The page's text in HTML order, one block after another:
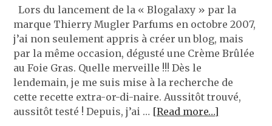
Lors du lancement de la « Blogalaxy » par la
marque Thierry Mugler Parfums en octobre 2007,
j’ai non seulement appris à créer un blog, mais
par la même occasion, dégusté une Crème Brûlée
au Foie Gras. Quelle merveille !!! Dès le
lendemain, je me suis mise à la recherche de
cette recette extra-or-di-naire. Aussitôt trouvé,
aussitôt testé ! Depuis, j’ai … [Read more…]